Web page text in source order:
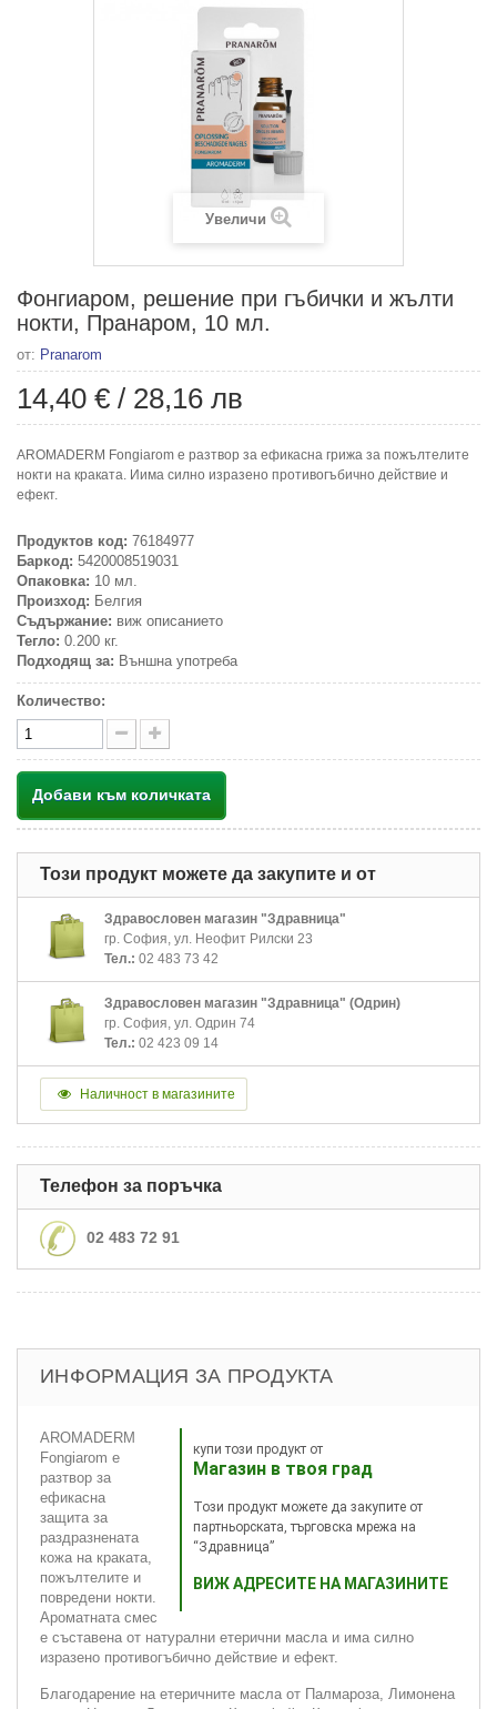
Увеличи
Фонгиаром, решение при гъбички и жълти
нокти, Пранаром, 10 мл.
от: Pranarom
14,40 € / 28,16 лв
AROMADERM Fongiarom е разтвор за ефикасна грижа за пожълтелите
нокти на краката. Иима силно изразено противогъбично действие и
ефект.
Продуктов код: 76184977
Баркод: 5420008519031
Опаковка: 10 мл.
Произход: Белгия
Съдържание: виж описанието
Тегло: 0.200 кг.
Подходящ за: Външна употреба
Количество:
Добави към количката
Този продукт можете да закупите и от
Здравословен магазин "Здравница"
гр. София, ул. Неофит Рилски 23
Тел.: 02 483 73 42
Здравословен магазин "Здравница" (Одрин)
гр. София, ул. Одрин 74
Тел.: 02 423 09 14
Наличност в магазините
Телефон за поръчка
02 483 72 91
ИНФОРМАЦИЯ ЗА ПРОДУКТА
купи този продукт от
Магазин в твоя град
Този продукт можете да закупите от
партньорската, търговска мрежа на
“Здравница”
ВИЖ АДРЕСИТЕ НА МАГАЗИНИТЕ
AROMADERM
Fongiarom е
разтвор за
ефикасна
защита за
раздразнената
кожа на краката,
пожълтелите и
повредени нокти.
Ароматната смес
е съставена от натурални етерични масла и има силно
изразено противогъбично действие и ефект.
Благодарение на етеричните масла от Палмароза, Лимонена